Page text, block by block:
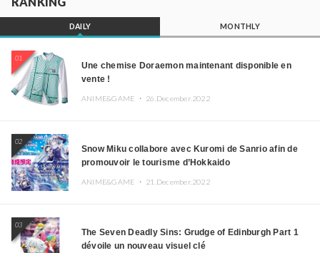
DAILY MONTHLY
01
Une chemise Doraemon maintenant disponible en
vente !
ANIME&GAME ・ 26.December.2022
02
Snow Miku collabore avec Kuromi de Sanrio afin de
promouvoir le tourisme d’Hokkaido
ANIME&GAME ・ 21.December.2022
03
The Seven Deadly Sins: Grudge of Edinburgh Part 1
dévoile un nouveau visuel clé